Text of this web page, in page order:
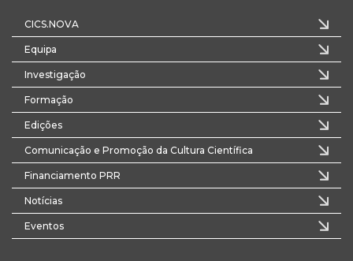
CICS.NOVA
Equipa
Investigação
Formação
Edições
Comunicação e Promoção da Cultura Científica
Financiamento PRR
Notícias
Eventos